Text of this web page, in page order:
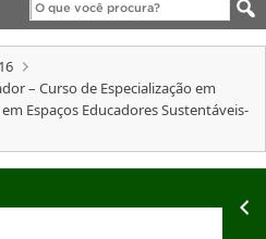
Legislação
Canais
16
– Curso de Especialização em
Espaços Educadores Sustentáveis-